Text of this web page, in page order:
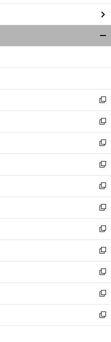
し
い
ウ
ィ
ン
ウ
開
く
新
し
い
ウ
ィ
ン
ド
ウ
で
開
く
新
し
い
ウ
ィ
ン
ド
ウ
で
開
く
新
し
い
ウ
ィ
ン
ド
ウ
で
開
く
新
し
い
ウ
ィ
ン
ド
ウ
で
開
く
新
し
い
ウ
ィ
ン
ド
ウ
で
開
く
新
し
い
ウ
ィ
ン
ド
ウ
で
開
く
新
し
い
ウ
ィ
ン
ド
ウ
で
開
新
し
い
ウ
ィ
ン
ド
ウ
新
し
い
ウ
ィ
ン
新
し
い
ウ
新
し